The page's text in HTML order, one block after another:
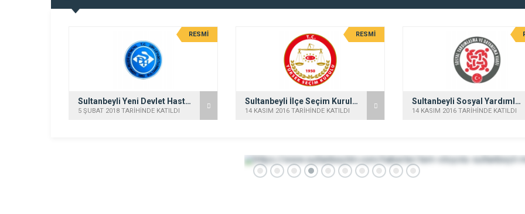
RESMİ
Sultanbeyli Yeni Devlet Hastanesi
5 ŞUBAT 2018 TARİHİNDE KATILDI
RESMİ
Sultanbeyli İlçe Seçim Kurulu Müdürlüğü
14 KASIM 2016 TARİHİNDE KATILDI
Sultanbeyli Sosyal Yardımlaşma ve Dayanışma Vakfı
14 KASIM 2016 TARİHİNDE KATILDI